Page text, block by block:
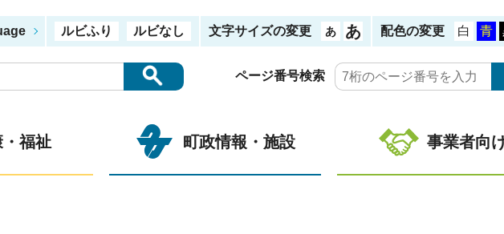
ルビふり ルビなし 文字サイズの変更 配色の変更
ページ番号検索
福祉 町政情報・施設 事業者向